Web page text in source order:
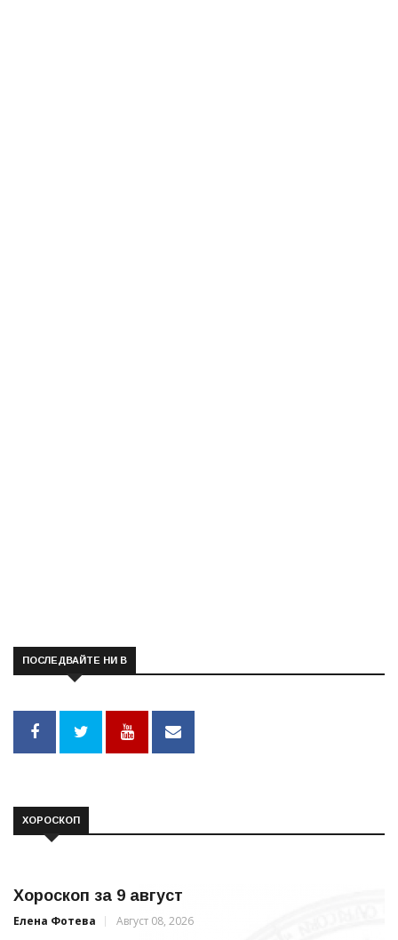
ПОСЛЕДВАЙТЕ НИ В
ХОРОСКОП
Хороскоп за 9 август
Елена Фотева Август 08, 2026